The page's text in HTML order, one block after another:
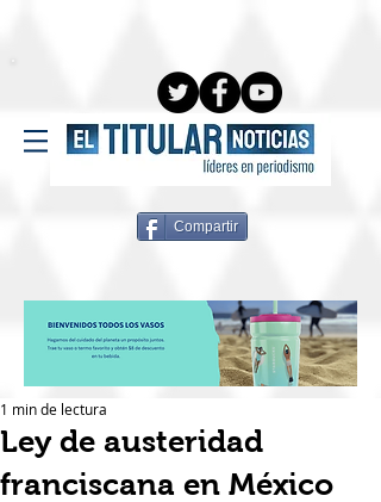
Compartir
Ley de austeridad
franciscana en México
1 min de lectura